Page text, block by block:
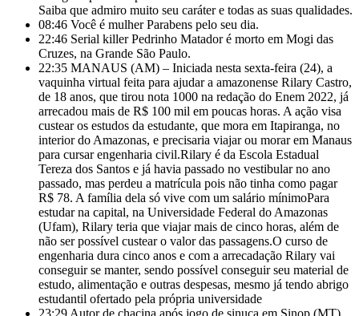
Saiba que admiro muito seu caráter e todas as suas qualidades.
08:46 Você é mulher Parabens pelo seu dia.
22:46 Serial killer Pedrinho Matador é morto em Mogi das
Cruzes, na Grande São Paulo.
22:35 MANAUS (AM) – Iniciada nesta sexta-feira (24), a
vaquinha virtual feita para ajudar a amazonense Rilary Castro,
de 18 anos, que tirou nota 1000 na redação do Enem 2022, já
arrecadou mais de R$ 100 mil em poucas horas. A ação visa
custear os estudos da estudante, que mora em Itapiranga, no
interior do Amazonas, e precisaria viajar ou morar em Manaus
para cursar engenharia civil.Rilary é da Escola Estadual
Tereza dos Santos e já havia passado no vestibular no ano
passado, mas perdeu a matrícula pois não tinha como pagar
R$ 78. A família dela só vive com um salário mínimoPara
estudar na capital, na Universidade Federal do Amazonas
(Ufam), Rilary teria que viajar mais de cinco horas, além de
não ser possível custear o valor das passagens.O curso de
engenharia dura cinco anos e com a arrecadação Rilary vai
conseguir se manter, sendo possível conseguir seu material de
estudo, alimentação e outras despesas, mesmo já tendo abrigo
estudantil ofertado pela própria universidade
23:29 Autor de chacina após jogo de sinuca em Sinop (MT)